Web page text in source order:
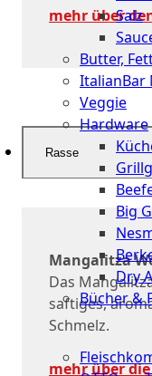
Salz
Butter,
ItalianBar
Veggie
Hardware
Big
Dry
Bücher &
Events
mehr über
Rasse
Mangalitza
Das
saftiges,
Schmelz.
mehr über